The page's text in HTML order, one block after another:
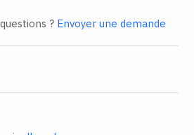
? Envoyer une demande